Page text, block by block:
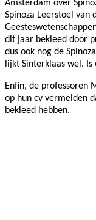
Amsterdam over
Spinoza Leerstoel van
dit jaar bekleed door
dus ook nog de
lijkt Sinterklaas wel.
Enfin, de professoren
op hun cv vermelden
bekleed hebben.